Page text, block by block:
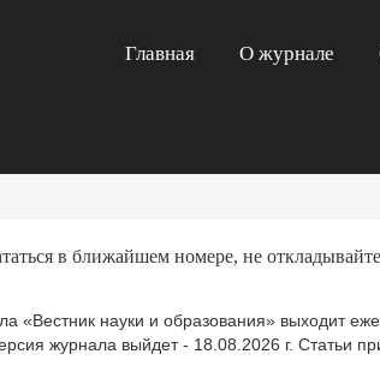
Главная О журнале
в ближайшем номере, не
«Вестник науки и образования» выходит
журнала выйдет - 18.08.2026 г. Статьи